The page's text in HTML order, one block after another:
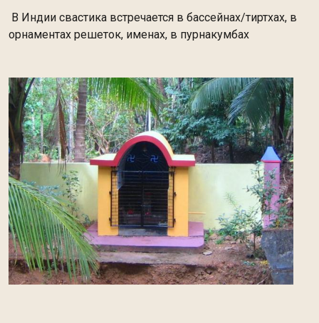
В Индии свастика встречается в бассейнах/тиртхах, в
орнаментах решеток, именах, в пурнакумбах